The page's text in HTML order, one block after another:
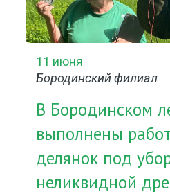
11 июня
Бородинский филиал
В Бородинском
выполнены
делянок под
неликвидной